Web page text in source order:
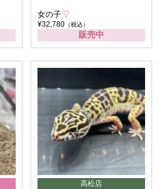
女の子
¥32,780 （税込）
販売中
高松店